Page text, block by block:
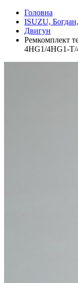
Головна
ISUZU,
Двигун
Ремкомплект
4HG1/4HG1-